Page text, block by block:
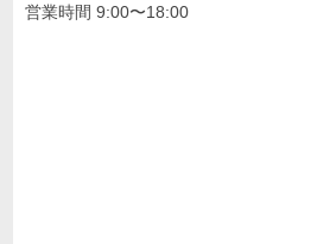
営業時間 9:00〜18:00